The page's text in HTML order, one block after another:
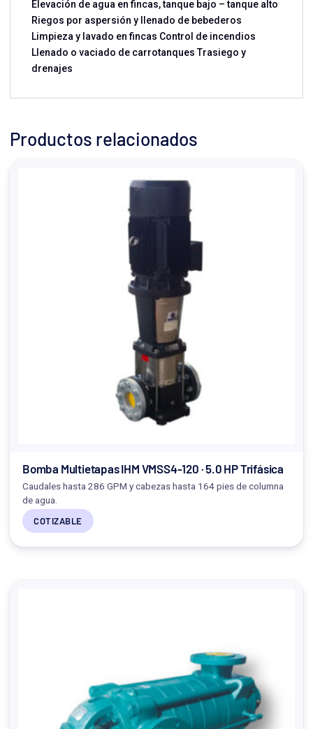
Elevación de agua en fincas, tanque bajo – tanque alto
Riegos por aspersión y llenado de bebederos
Limpieza y lavado en fincas Control de incendios
Llenado o vaciado de carrotanques Trasiego y
drenajes
Productos relacionados
Bomba Multietapas IHM VMSS4-120 · 5.0 HP Trifásica
Caudales hasta 286 GPM y cabezas hasta 164 pies de columna
de agua.
COTIZABLE